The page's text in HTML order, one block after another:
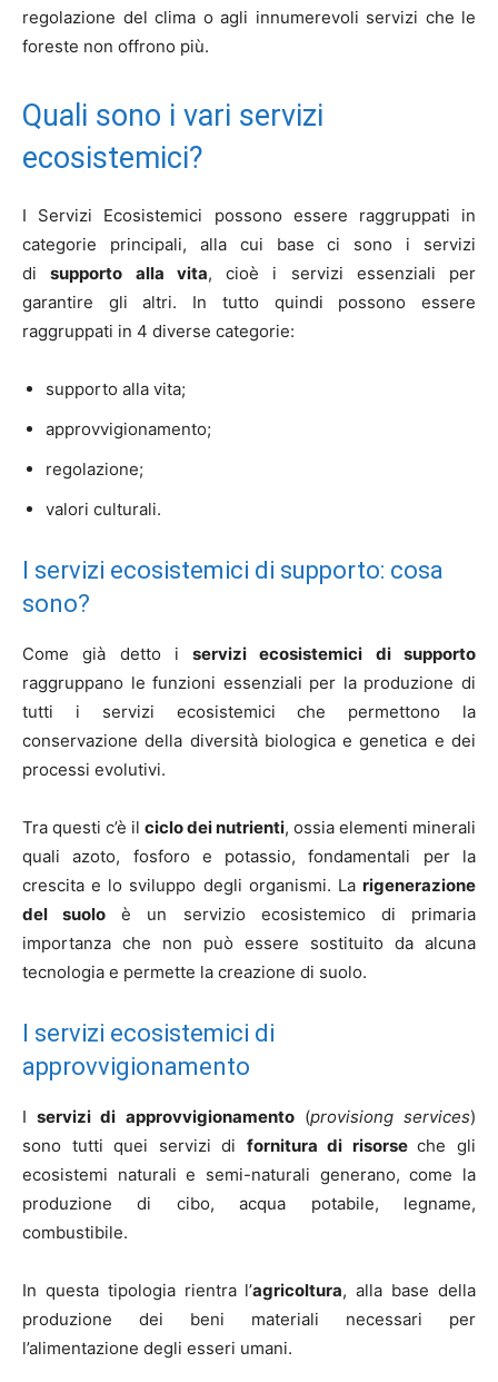
regolazione del clima o agli innumerevoli servizi che le
foreste non offrono più.
Quali sono i vari servizi
ecosistemici?
I Servizi Ecosistemici possono essere raggruppati in
categorie principali, alla cui base ci sono i servizi
disupporto alla vita, cioè i servizi essenziali per
garantire gli altri. In tutto quindi possono essere
raggruppati in 4 diverse categorie:
supporto alla vita;
approvvigionamento;
regolazione;
valori culturali.
I servizi ecosistemici di supporto: cosa
sono?
Come già detto iservizi ecosistemici di supporto
raggruppano le funzioni essenziali per la produzione di
tutti i servizi ecosistemici che permettono la
conservazione della diversità biologica e genetica e dei
processi evolutivi.
Tra questi c’è il ciclo dei nutrienti, ossia elementi minerali
quali azoto, fosforo e potassio, fondamentali per la
crescita e lo sviluppo degli organismi. La rigenerazione
del suolo è un servizio ecosistemico di primaria
importanza che non può essere sostituito da alcuna
tecnologia e permette la creazione di suolo.
I servizi ecosistemici di
approvvigionamento
Iservizi di approvvigionamento(provisiong services)
sono tutti quei servizi di fornitura di risorseche gli
ecosistemi naturali e semi-naturali generano, come la
produzione di cibo, acqua potabile, legname,
combustibile.
In questa tipologia rientra l’agricoltura, alla base della
produzione dei beni materiali necessari per
l’alimentazione degli esseri umani.